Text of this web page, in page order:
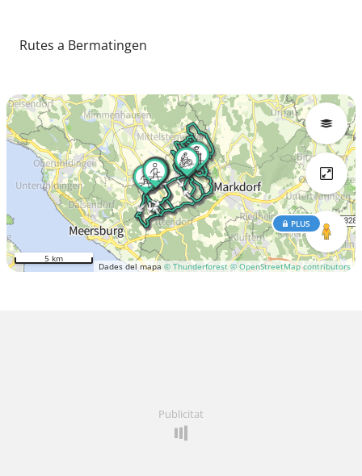
Rutes a Bermatingen
Dades del mapa © Thunderforest © OpenStreetMap contributors
PLUS
5 km
Publicitat